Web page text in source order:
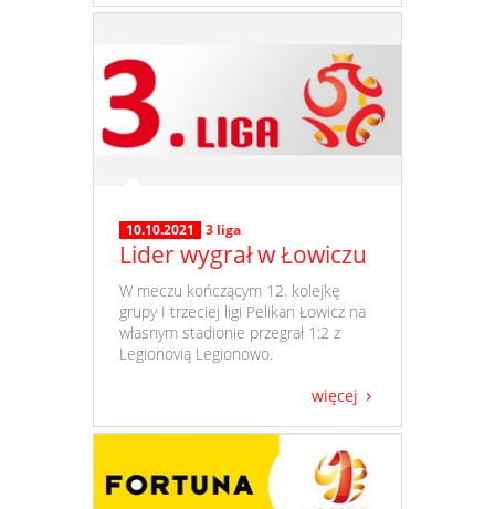
10.10.2021 3 liga
Lider wygrał w Łowiczu
​ W meczu kończącym 12. kolejkę
grupy I trzeciej ligi Pelikan Łowicz na
własnym stadionie przegrał 1:2 z
Legionovią Legionowo.
więcej